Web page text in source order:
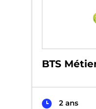
BTS
2 ans